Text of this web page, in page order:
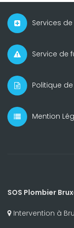
Services
Service de
Politique
Mention
SOS Plombier
Intervention à